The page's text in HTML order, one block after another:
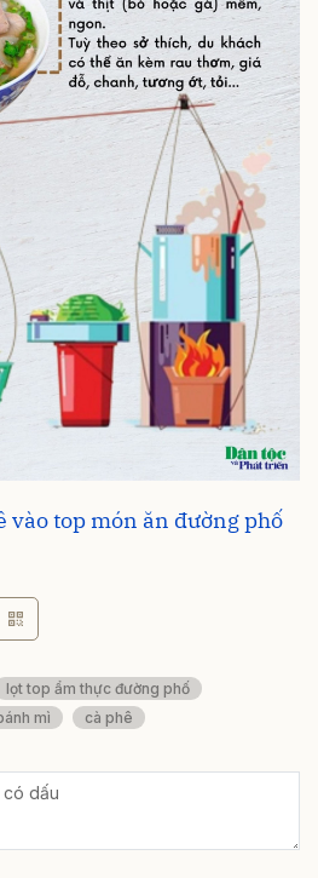
vào top món ăn đường phố
lọt top ẩm thực đường phố
mì cà phê